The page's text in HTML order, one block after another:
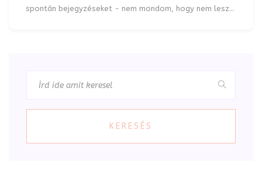
spontán bejegyzéseket - nem mondom, hogy nem lesz…
KERESÉS